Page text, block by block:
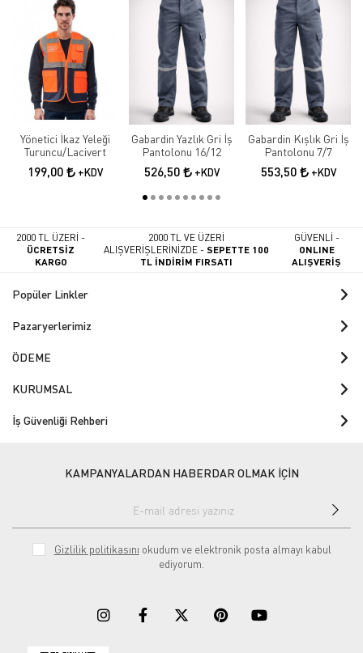
Yönetici İkaz Yeleği
Turuncu/Lacivert
199,00 +KDV
Gabardin Yazlık Gri İş
Pantolonu 16/12
526,50 +KDV
Gabardin Kışlık Gri İş
Pantolonu 7/7
553,50 +KDV
2000 TL ÜZERİ -
ÜCRETSİZ
KARGO
2000 TL VE ÜZERİ
ALIŞVERİŞLERİNİZDE -SEPETTE 100
TL İNDİRİM FIRSATI
GÜVENLİ -
ONLINE
ALIŞVERİŞ
Popüler Linkler
Pazaryerlerimiz
ÖDEME
KURUMSAL
İş Güvenliği Rehberi
KAMPANYALARDAN HABERDAR OLMAK İÇİN
Gizlilik politikasını okudum ve elektronik posta almayı kabul
ediyorum.